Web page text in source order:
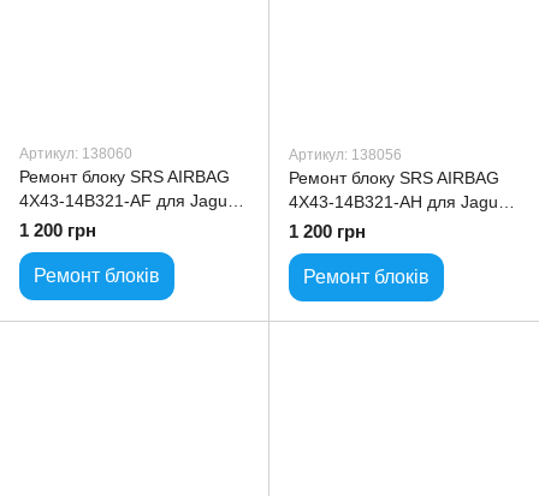
Артикул: 138060
Ремонт блоку SRS AIRBAG
4X43-14B321-AF для Jaguar
X-Type
1 200 грн
Ремонт блоків
Артикул: 138056
Ремонт блоку SRS AIRBAG
4X43-14B321-AH для Jaguar
S-Type
1 200 грн
Ремонт блоків